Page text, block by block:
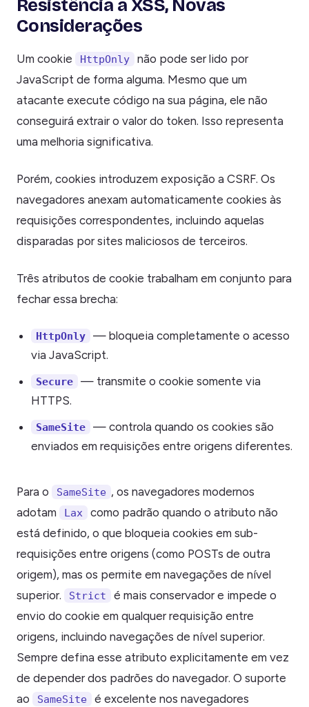
Resistência a XSS, Novas
Considerações
Um cookie HttpOnly
não pode ser lido por
JavaScript de forma alguma. Mesmo que um
atacante execute código na sua página, ele não
conseguirá extrair o valor do token. Isso representa
uma melhoria significativa.
Porém, cookies introduzem exposição a CSRF. Os
navegadores anexam automaticamente cookies às
requisições correspondentes, incluindo aquelas
disparadas por sites maliciosos de terceiros.
Três atributos de cookie trabalham em conjunto para
fechar essa brecha:
HttpOnly
— bloqueia completamente o acesso
via JavaScript.
Secure
— transmite o cookie somente via
HTTPS.
SameSite
— controla quando os cookies são
enviados em requisições entre origens diferentes.
Para o SameSite , os navegadores modernos
adotam
Lax
como padrão quando o atributo não
está definido, o que bloqueia cookies em sub-
requisições entre origens (como POSTs de outra
origem), mas os permite em navegações de nível
superior.
Strict
é mais conservador e impede o
envio do cookie em qualquer requisição entre
origens, incluindo navegações de nível superior.
Sempre defina esse atributo explicitamente em vez
de depender dos padrões do navegador. O suporte
ao
SameSite
é excelente nos navegadores